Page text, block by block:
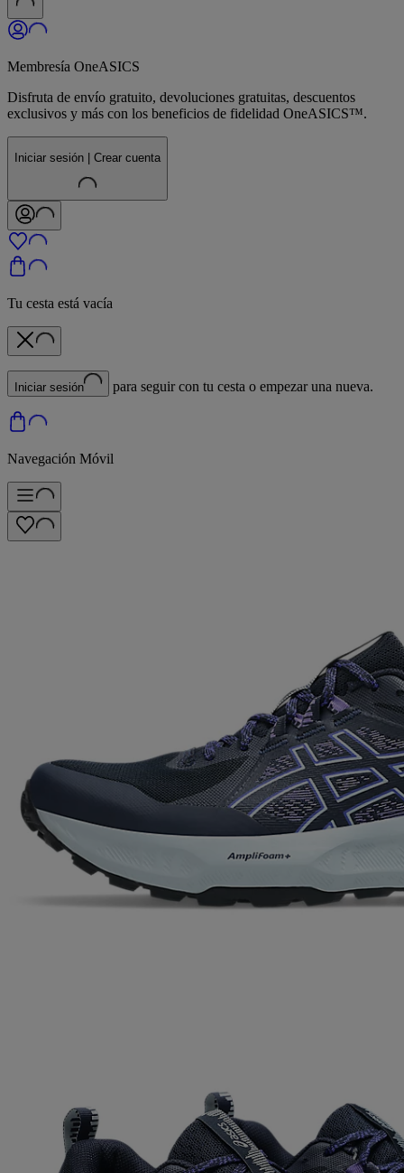
Membresía OneASICS
Disfruta de envío gratuito, devoluciones gratuitas, descuentos
exclusivos y más con los beneficios de fidelidad OneASICS™.
Iniciar sesión | Crear cuenta
Tu cesta está vacía
Iniciar sesión para seguir con tu cesta o empezar una nueva.
Navegación Móvil